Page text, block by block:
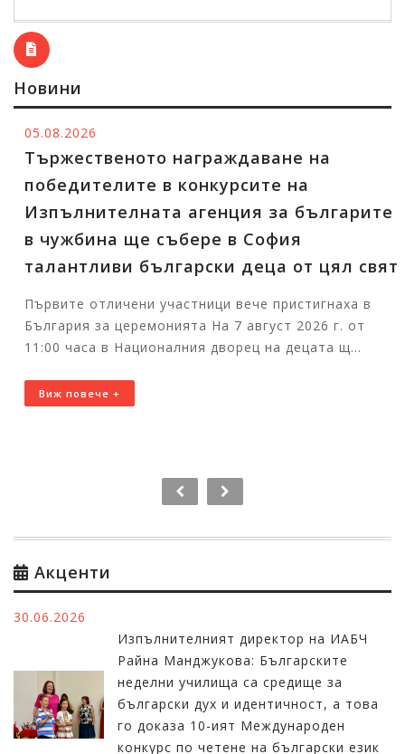
Новини
05.08.2026
Тържественото награждаване на
победителите в конкурсите на
Изпълнителната агенция за българите
в чужбина ще събере в София
талантливи български деца от цял свят
Първите отличени участници вече пристигнаха в
България за церемонията На 7 август 2026 г. от
11:00 часа в Националния дворец на децата щ...
Виж повече +
Акценти
30.06.2026
Изпълнителният директор на ИАБЧ
Райна Манджукова: Българските
неделни училища са средище за
български дух и идентичност, а това
го доказа 10-ият Международен
конкурс по четене на български език